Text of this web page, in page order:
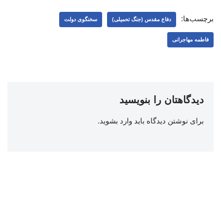
برچسب‌ها: دفاع مقدس (جنگ تحمیلی) سخنگوی دولت
فاطمه مهاجرانی
دیدگاهتان را بنویسید
برای نوشتن دیدگاه باید وارد بشوید.